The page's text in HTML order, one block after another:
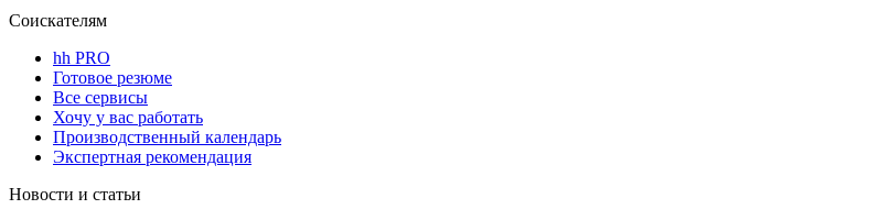
Соискателям
hh PRO
Готовое резюме
Все сервисы
Хочу у вас работать
Производственный календарь
Экспертная рекомендация
Новости и статьи